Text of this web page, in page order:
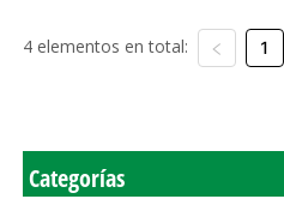
4 elementos en total: 1
Categorías